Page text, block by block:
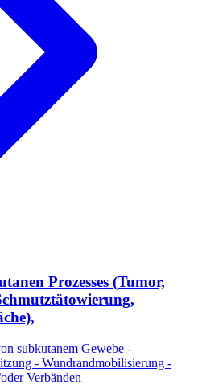
Prozesses (Tumor,
subkutanem Gewebe -
- Wundrandmobilisierung -
Verbänden